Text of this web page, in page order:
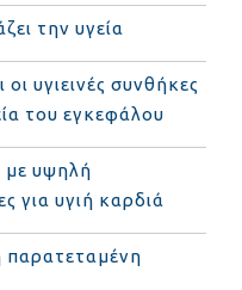
την υγεία
υγιεινές συνθήκες
του εγκεφάλου
με υψηλή
για υγιή καρδιά
παρατεταμένη